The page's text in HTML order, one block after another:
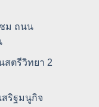
ม ถนน
สตรีวิทยา 2
สริฐมนูกิจ